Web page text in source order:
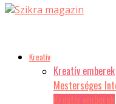
Kreatív
Kreatív emberek
Mesterséges